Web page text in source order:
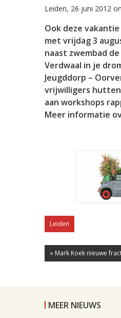
Leiden, 26 juni 2012
Ook deze
met vrijdag 3
naast zwembad
Verdwaal in je
Jeugddorp –
vrijwilligers hutten
aan workshops
Meer informatie
Leiden
« Mark Koek nieuwe
MEER NIEUWS